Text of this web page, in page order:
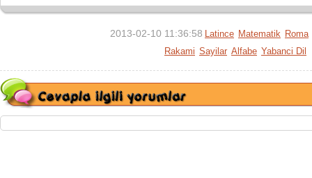
2013-02-10 11:36:58 Latince Matematik Roma
Rakami Sayilar Alfabe Yabanci Dil